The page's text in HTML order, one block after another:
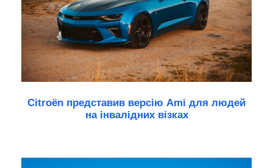
Citroën представив версію Ami для людей
на інвалідних візках